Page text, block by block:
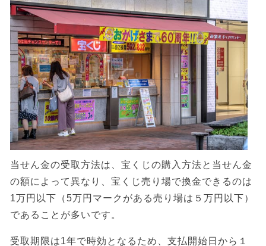
当せん金の受取方法は、宝くじの購入方法と当せん金
の額によって異なり、宝くじ売り場で換金できるのは
1万円以下（5万円マークがある売り場は５万円以下）
であることが多いです。
受取期限は1年で時効となるため、支払開始日から１